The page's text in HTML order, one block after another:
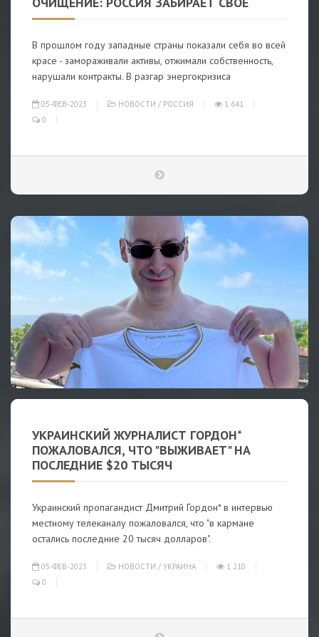
В прошлом году западные страны показали себя во всей
красе - замораживали активы, отжимали собственность,
нарушали контракты. В разгар энергокризиса
05-ФЕВ-2023 НОВОСТИ / РОССИЯ
1 641
0
УКРАИНСКИЙ ЖУРНАЛИСТ ГОРДОН*
ПОЖАЛОВАЛСЯ, ЧТО "ВЫЖИВАЕТ" НА
ПОСЛЕДНИЕ $20 ТЫСЯЧ
Украинский пропагандист Дмитрий Гордон* в интервью
местному телеканалу пожаловался, что "в кармане
остались последние 20 тысяч долларов".
05-ФЕВ-2023 НОВОСТИ / УКРАИНА
1 210
0